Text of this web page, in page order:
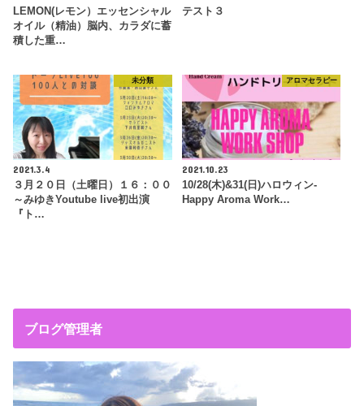
LEMON(レモン）エッセンシャル
オイル（精油）脳内、カラダに蓄
積した重…
テスト３
未分類
2021.3.4
３月２０日（土曜日）１６：００
～みゆきYoutube live初出演
『ト…
アロマセラピー
2021.10.23
10/28(木)&31(日)ハロウィン-
Happy Aroma Work…
ブログ管理者